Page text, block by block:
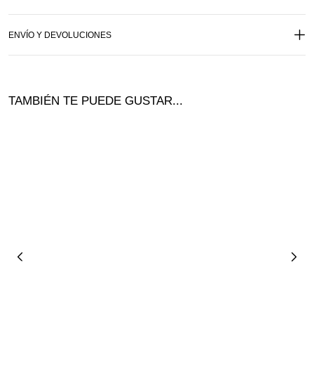
ENVÍO Y DEVOLUCIONES
TAMBIÉN TE PUEDE GUSTAR...